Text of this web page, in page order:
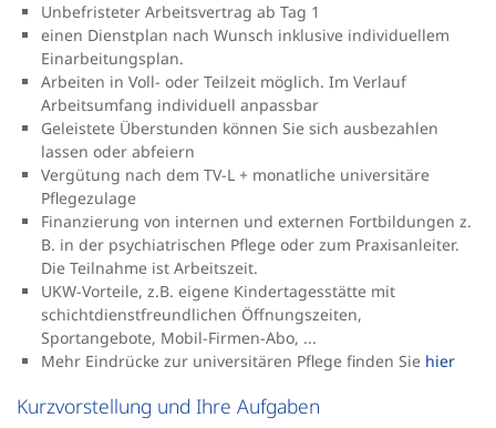
Unbefristeter Arbeitsvertrag ab Tag 1
einen Dienstplan nach Wunsch inklusive individuellem
Einarbeitungsplan.
Arbeiten in Voll- oder Teilzeit möglich. Im Verlauf
Arbeitsumfang individuell anpassbar
Geleistete Überstunden können Sie sich ausbezahlen
lassen oder abfeiern
Vergütung nach dem TV-L + monatliche universitäre
Pflegezulage
Finanzierung von internen und externen Fortbildungen z.
B. in der psychiatrischen Pflege oder zum Praxisanleiter.
Die Teilnahme ist Arbeitszeit.
UKW-Vorteile, z.B. eigene Kindertagesstätte mit
schichtdienstfreundlichen Öffnungszeiten,
Sportangebote, Mobil-Firmen-Abo, ...
Mehr Eindrücke zur universitären Pflege finden Sie hier
Kurzvorstellung und Ihre Aufgaben